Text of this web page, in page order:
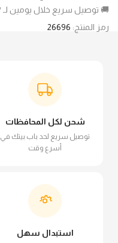
🚚 توصيل سريع خلال يومين لـ ٣ ايام عمل
رمز المنتج: 26696
شحن لكل المحافظات
توصيل سريع لحد باب بيتك في
أسرع وقت
استبدال سهل